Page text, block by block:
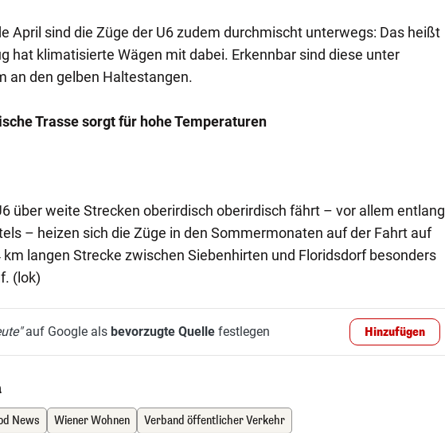
April sind die Züge der U6 zudem durchmischt unterwegs: Das heißt
hat klimatisierte Wägen mit dabei. Erkennbar sind diese unter
an den gelben Haltestangen.
Trasse sorgt für hohe Temperaturen
über weite Strecken oberirdisch oberirdisch fährt – vor allem entlang
– heizen sich die Züge in den Sommermonaten auf der Fahrt auf
km langen Strecke zwischen Siebenhirten und Floridsdorf besonders
(lok)
auf Google als bevorzugte Quellefestlegen Hinzufügen
News Wiener Wohnen Verband öffentlicher Verkehr